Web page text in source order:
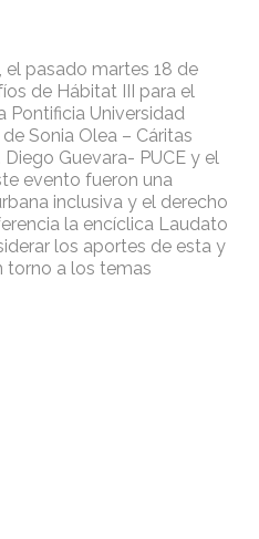
pasado martes 18 de
de Hábitat III para el
Pontificia Universidad
Sonia Olea – Cáritas
Guevara- PUCE y el
evento fueron una
inclusiva y el derecho
la encíclica Laudato
los aportes de esta y
torno a los temas